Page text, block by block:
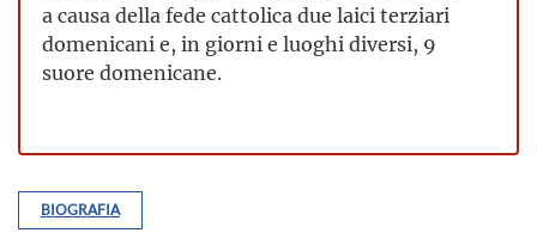
a causa della fede cattolica due laici terziari
domenicani e, in giorni e luoghi diversi, 9
suore domenicane.
BIOGRAFIA